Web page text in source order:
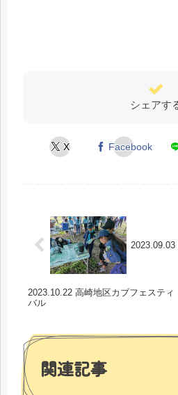
シェアす
X Facebook
2023.09.03
2023.10.22 高崎地区カブフェスティ
バル
関連記事